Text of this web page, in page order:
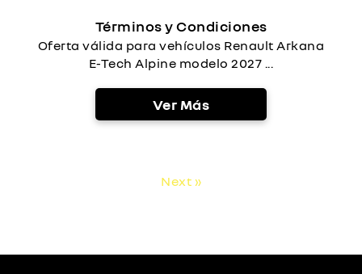
Términos y Condiciones
Oferta válida para vehículos Renault Arkana
E-Tech Alpine modelo 2027 ...
Ver Más
Next »